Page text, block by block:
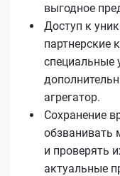
выгодное
Доступ к
партнерские
специальные
агрегатор.
Сохранение
обзванивать
и проверять
актуальные